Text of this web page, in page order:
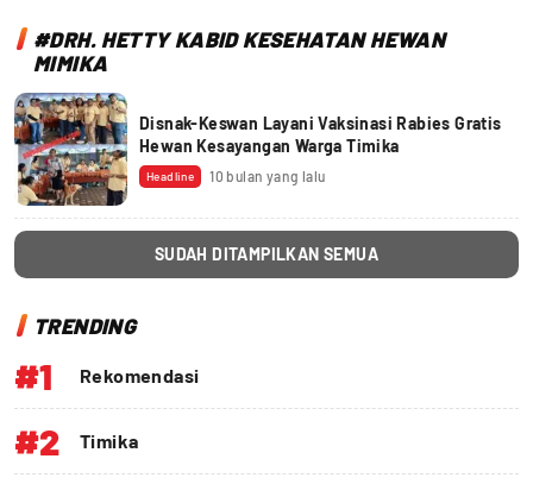
#DRH. HETTY KABID KESEHATAN HEWAN
MIMIKA
Disnak-Keswan Layani Vaksinasi Rabies Gratis
Hewan Kesayangan Warga Timika
Headline 10 bulan yang lalu
SUDAH DITAMPILKAN SEMUA
TRENDING
#1 Rekomendasi
#2 Timika